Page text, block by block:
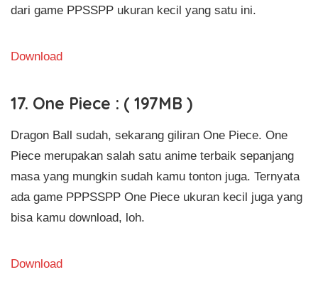
dari game PPSSPP ukuran kecil yang satu ini.
Download
17. One Piece : ( 197MB )
Dragon Ball sudah, sekarang giliran One Piece. One
Piece merupakan salah satu anime terbaik sepanjang
masa yang mungkin sudah kamu tonton juga. Ternyata
ada game PPPSSPP One Piece ukuran kecil juga yang
bisa kamu download, loh.
Download